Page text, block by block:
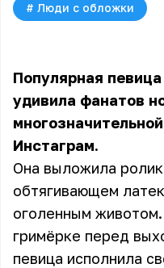
# Люди с обложки
Популярная
удивила фанатов
Инстаграм.
Она выложила
обтягивающем
оголенным
гримёрке перед
певица исполнила